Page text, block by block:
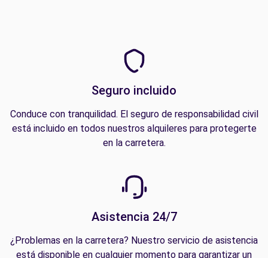
Seguro incluido
Conduce con tranquilidad. El seguro de responsabilidad civil
está incluido en todos nuestros alquileres para protegerte
en la carretera.
Asistencia 24/7
¿Problemas en la carretera? Nuestro servicio de asistencia
está disponible en cualquier momento para garantizar un